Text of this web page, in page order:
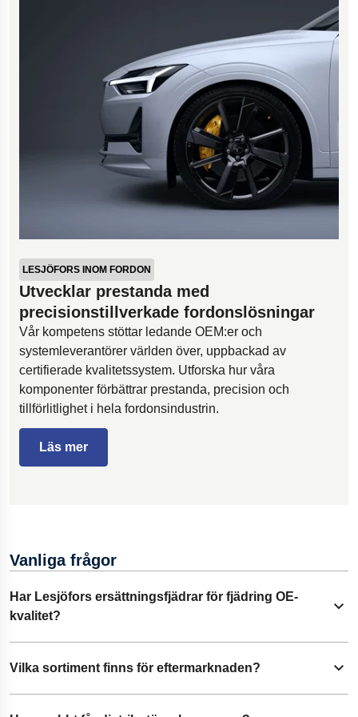
LESJÖFORS INOM FORDON
Utvecklar prestanda med
precisionstillverkade fordonslösningar
Vår kompetens stöttar ledande OEM:er och
systemleverantörer världen över, uppbackad av
certifierade kvalitetssystem. Utforska hur våra
komponenter förbättrar prestanda, precision och
tillförlitlighet i hela fordonsindustrin.
Läs mer
Vanliga frågor
Har Lesjöfors ersättningsfjädrar för fjädring OE-
kvalitet?
Fäll ut innehåll
Ja. Lesjöfors fjädrar för eftermarknaden har matchande OE-
Vilka sortiment finns för eftermarknaden?
Fäll ut innehåll